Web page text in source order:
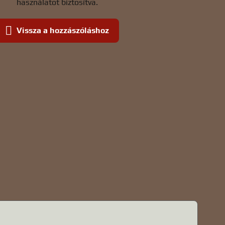
használatot biztosítva.
Vissza a hozzászóláshoz